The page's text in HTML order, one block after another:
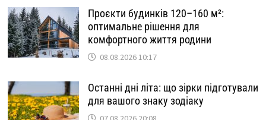
Проєкти будинків 120–160 м²:
оптимальне рішення для
комфортного життя родини
08.08.2026 10:17
Останні дні літа: що зірки підготували
для вашого знаку зодіаку